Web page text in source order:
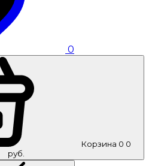
0
Корзина 0 0
руб.